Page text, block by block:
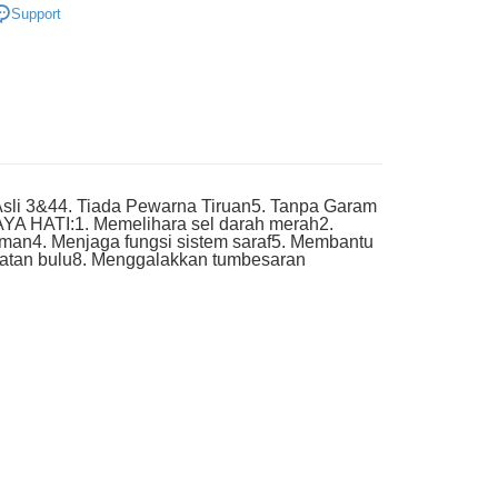
Support
3&44. Tiada Pewarna Tiruan5. Tanpa Garam
HATI:1. Memelihara sel darah merah2.
Menjaga fungsi sistem saraf5. Membantu
bulu8. Menggalakkan tumbesaran